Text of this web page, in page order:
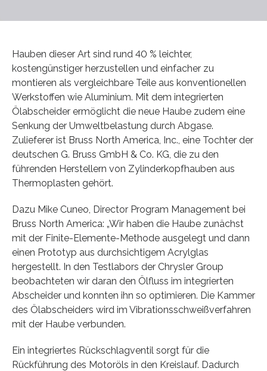
Hauben dieser Art sind rund 40 % leichter,
kostengünstiger herzustellen und einfacher zu
montieren als vergleichbare Teile aus konventionellen
Werkstoffen wie Aluminium. Mit dem integrierten
Ölabscheider ermöglicht die neue Haube zudem eine
Senkung der Umweltbelastung durch Abgase.
Zulieferer ist Bruss North America, Inc., eine Tochter der
deutschen G. Bruss GmbH & Co. KG, die zu den
führenden Herstellern von Zylinderkopfhauben aus
Thermoplasten gehört.
Dazu Mike Cuneo, Director Program Management bei
Bruss North America: „Wir haben die Haube zunächst
mit der Finite-Elemente-Methode ausgelegt und dann
einen Prototyp aus durchsichtigem Acrylglas
hergestellt. In den Testlabors der Chrysler Group
beobachteten wir daran den Ölfluss im integrierten
Abscheider und konnten ihn so optimieren. Die Kammer
des Ölabscheiders wird im Vibrationsschweißverfahren
mit der Haube verbunden.
Ein integriertes Rückschlagventil sorgt für die
Rückführung des Motoröls in den Kreislauf. Dadurch